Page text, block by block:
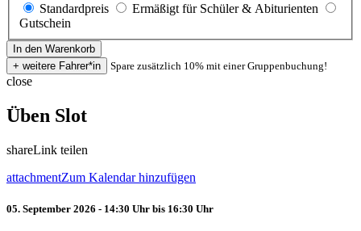
Standardpreis
Ermäßigt für Schüler & Abiturienten
Gutschein
Spare zusätzlich 10% mit einer Gruppenbuchung!
close
Üben Slot
shareLink teilen
attachmentZum Kalendar hinzufügen
05. September 2026 - 14:30 Uhr bis 16:30 Uhr